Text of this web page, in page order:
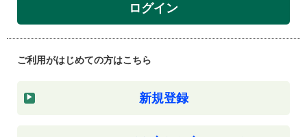
ログイン
ご利用がはじめての方はこちら
新規登録